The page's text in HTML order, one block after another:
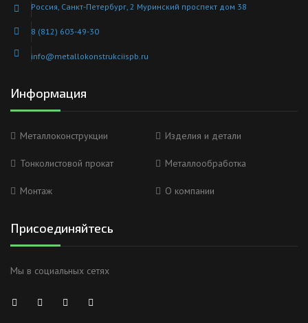
Россия, Санкт-Петербург, 2 Муринский проспект дом 38
8 (812) 603-49-30
info@metallokonstrukciispb.ru
Информация
Металлоконструкции Изделия и детали
Тонколистовой прокат Металлообработка
Монтаж О компании
Присоединяйтесь
Мы в социальных сетях